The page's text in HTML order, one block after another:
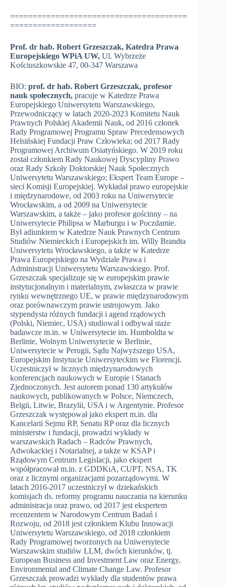
=======================================
===================
Prof. dr hab. Robert Grzeszczak, Katedra Prawa
Europejskiego WPiA UW, Ul. Wybrzeże
Kościuszkowskie 47, 00-347 Warszawa
BIO: prof. dr hab. Robert Grzeszczak, profesor
nauk społecznych, pracuje w Katedrze Prawa
Europejskiego Uniwersytetu Warszawskiego,
Przewodniczący w latach 2020-2023 Komitetu Nauk
Prawnych Polskiej Akademii Nauk, od 2016 członek
Rady Programowej Programu Spraw Precedensowych
Helsińskiej Fundacji Praw Człowieka; od 2017 Rady
Programowej Archiwum Osiatyńskiego. W 2019 roku
został członkiem Rady Naukowej Dyscypliny Prawo
oraz Rady Szkoły Doktorskiej Nauk Społecznych
Uniwersytetu Warszawskiego; Ekspert Team Europe –
sieci Komisji Europejskiej. Wykładał prawo europejskie
i międzynarodowe, od 2003 roku na Uniwersytecie
Wrocławskim, a od 2009 na Uniwersytecie
Warszawskim, a także – jako profesor gościnny – na
Uniwersytecie Philipsa w Marburgu i w Poczdamie.
Był adiunktem w Katedrze Nauk Prawnych Centrum
Studiów Niemieckich i Europejskich im. Willy Brandta
Uniwersytetu Wrocławskiego, a także w Katedrze
Prawa Europejskiego na Wydziale Prawa i
Administracji Uniwersytetu Warszawskiego. Prof.
Grzeszczak specjalizuje się w europejskim prawie
instytucjonalnym i materialnym, zwłaszcza w prawie
rynku wewnętrznego UE, w prawie międzynarodowym
oraz porównawczym prawie ustrojowym. Jako
stypendysta różnych fundacji i agend rządowych
(Polski, Niemiec, USA) studiował i odbywał staże
badawcze m.in. w Uniwersytecie im. Humboldta w
Berlinie, Wolnym Uniwersytecie w Berlinie,
Uniwersytecie w Perugii, Sądu Najwyższego USA,
Europejskim Instytucie Uniwersyteckim we Florencji.
Uczestniczył w licznych międzynarodowych
konferencjach naukowych w Europie i Stanach
Zjednoczonych. Jest autorem ponad 130 artykułów
naukowych, publikowanych w Polsce, Niemczech,
Belgii, Litwie, Brazylii, USA i w Argentynie. Profesor
Grzeszczak występował jako ekspert m.in. dla
Kancelarii Sejmu RP, Senatu RP oraz dla licznych
ministerstw i fundacji, prowadzi wykłady w
warszawskich Radach – Radców Prawnych,
Adwokackiej i Notarialnej, a także w KSAP i
Rządowym Centrum Legislacji, jako ekspert
współpracował m.in. z GDDKiA, CUPT, NSA, TK
oraz z licznymi organizacjami pozarządowymi. W
latach 2016-2017 uczestniczył w dziekańskich
komisjach ds. reformy programu nauczania na kierunku
administracja oraz prawo, od 2017 jest ekspertem
recenzentem w Narodowym Centrum Badań i
Rozwoju, od 2018 jest członkiem Klubu Innowacji
Uniwersytetu Warszawskiego, od 2018 członkiem
Rady Programowej tworzonych na Uniwersytecie
Warszawskim studiów LLM, dwóch kierunków, tj.
European Business and Investment Law oraz Energy,
Environmental and Climate Change Law. Profesor
Grzeszczak prowadzi wykłady dla studentów prawa